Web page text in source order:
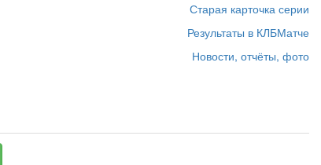
Старая карточка серии
Результаты в КЛБМатче
Новости, отчёты, фото